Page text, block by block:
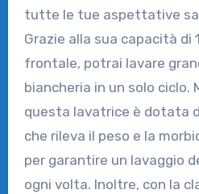
tutte le tue aspettative
Grazie alla sua capacità di
frontale, potrai lavare
biancheria in un solo ciclo.
questa lavatrice è dotata
che rileva il peso e la
per garantire un lavaggio
ogni volta. Inoltre, con la